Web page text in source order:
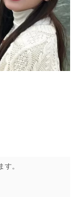
。